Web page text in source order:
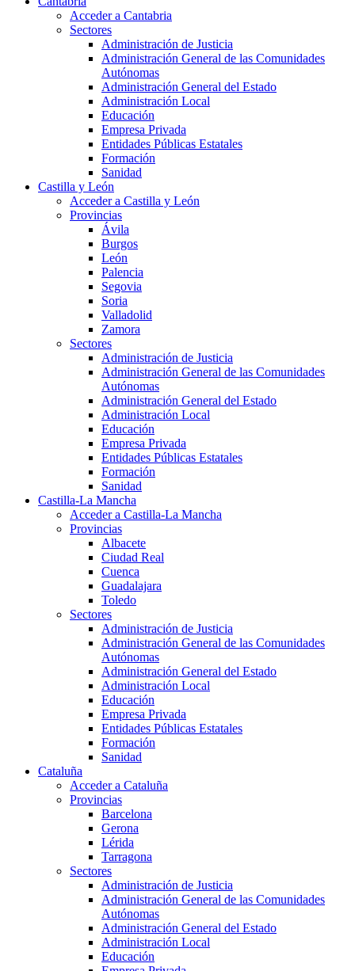
Acceder a Cantabria
Sectores
Administración de Justicia
Administración General de las Comunidades
Autónomas
Administración General del Estado
Administración Local
Educación
Empresa Privada
Entidades Públicas Estatales
Formación
Sanidad
Castilla y León
Acceder a Castilla y León
Provincias
Ávila
Burgos
León
Palencia
Segovia
Soria
Valladolid
Zamora
Sectores
Administración de Justicia
Administración General de las Comunidades
Autónomas
Administración General del Estado
Administración Local
Educación
Empresa Privada
Entidades Públicas Estatales
Formación
Sanidad
Castilla-La Mancha
Acceder a Castilla-La Mancha
Provincias
Albacete
Ciudad Real
Cuenca
Guadalajara
Toledo
Sectores
Administración de Justicia
Administración General de las Comunidades
Autónomas
Administración General del Estado
Administración Local
Educación
Empresa Privada
Entidades Públicas Estatales
Formación
Sanidad
Cataluña
Acceder a Cataluña
Provincias
Barcelona
Gerona
Lérida
Tarragona
Sectores
Administración de Justicia
Administración General de las Comunidades
Autónomas
Administración General del Estado
Administración Local
Educación